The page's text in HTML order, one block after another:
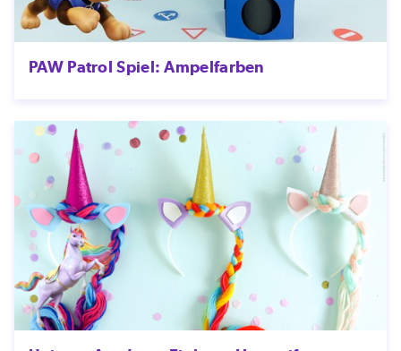
PAW Patrol Spiel: Ampelfarben